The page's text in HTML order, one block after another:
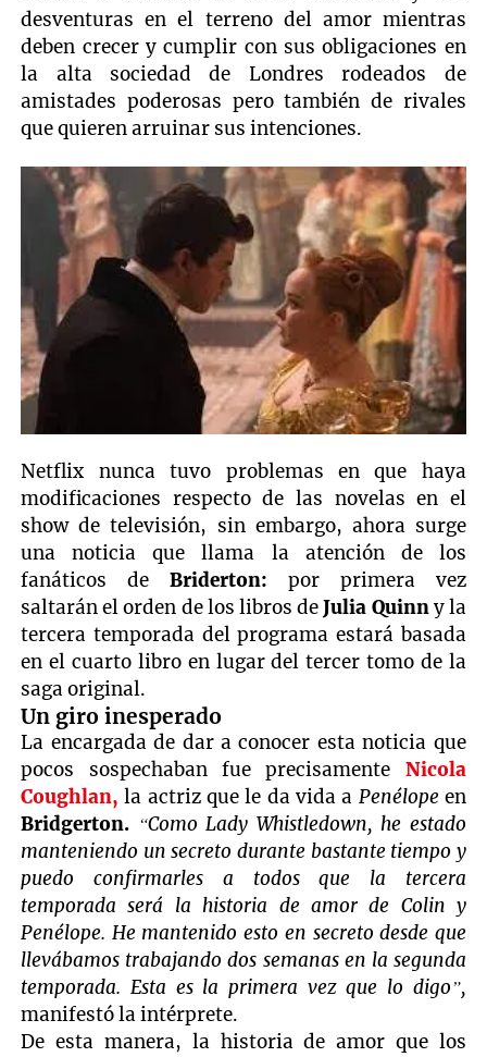
desventuras en el terreno del amor mientras
deben crecer y cumplir con sus obligaciones en
la alta sociedad de Londres rodeados de
amistades poderosas pero también de rivales
que quieren arruinar sus intenciones.
Netflix nunca tuvo problemas en que haya
modificaciones respecto de las novelas en el
show de televisión, sin embargo, ahora surge
una noticia que llama la atención de los
fanáticos de Briderton: por primera vez
saltarán el orden de los libros deJulia Quinny la
tercera temporada del programa estará basada
en el cuarto libro en lugar del tercer tomo de la
saga original.
Un giro inesperado
La encargada de dar a conocer esta noticia que
pocos sospechaban fue precisamente Nicola
Coughlan, la actriz que le da vida a Penélopeen
Bridgerton. “Como Lady Whistledown, he estado
manteniendo un secreto durante bastante tiempo y
puedo confirmarles a todos que la tercera
temporada será la historia de amor de Colin y
Penélope. He mantenido esto en secreto desde que
llevábamos trabajando dos semanas en la segunda
temporada. Esta es la primera vez que lo digo”,
manifestó la intérprete.
De esta manera, la historia de amor que los